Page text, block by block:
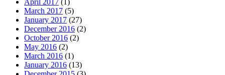
March 2017 (5)
January 2017 (27)
December 2016 (2)
October 2016 (2)
May 2016 (2)
March 2016 (1)
January 2016 (13)